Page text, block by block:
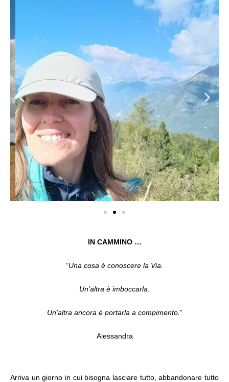
IN CAMMINO …
“Una cosa è conoscere la Via.
Un’altra è imboccarla.
Un’altra ancora è portarla a compimento. ”
Alessandra
Arriva un giorno in cui bisogna lasciare tutto, abbandonare tutto